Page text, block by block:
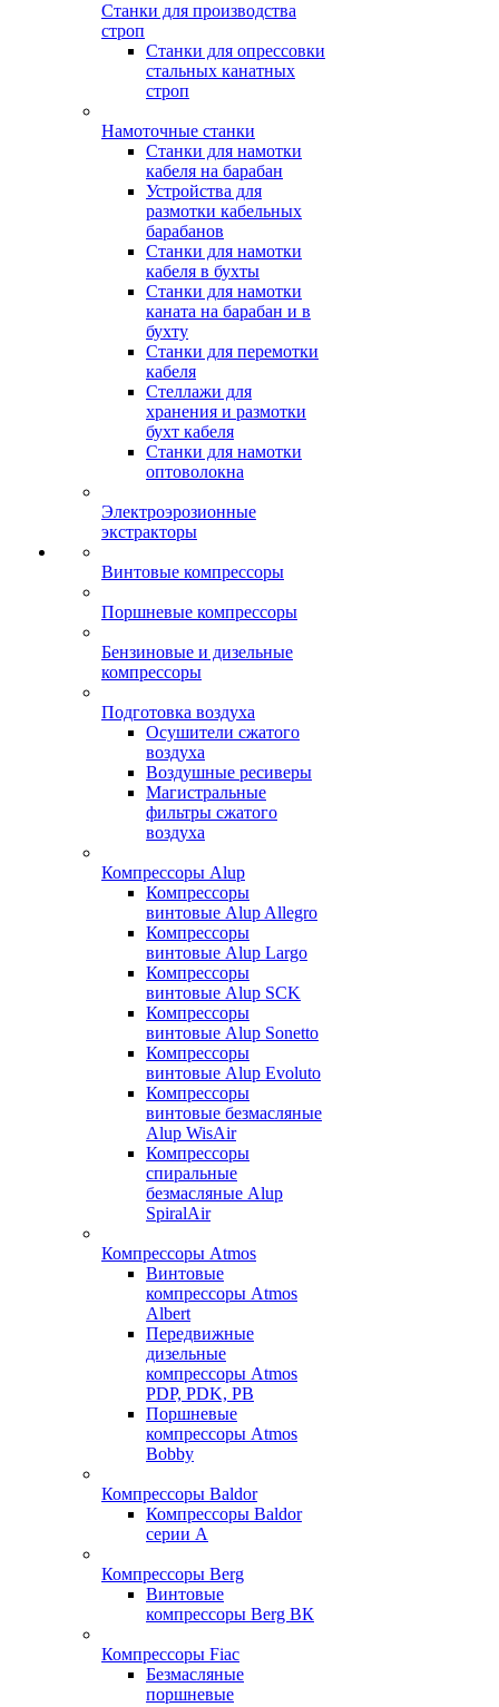
Станки для производства
строп
Станки для опрессовки
стальных канатных
строп
Намоточные станки
Станки для намотки
кабеля на барабан
Устройства для
размотки кабельных
барабанов
Станки для намотки
кабеля в бухты
Станки для намотки
каната на барабан и в
бухту
Станки для перемотки
кабеля
Стеллажи для
хранения и размотки
бухт кабеля
Станки для намотки
оптоволокна
Электроэрозионные
экстракторы
Винтовые компрессоры
Поршневые компрессоры
Бензиновые и дизельные
компрессоры
Подготовка воздуха
Осушители сжатого
воздуха
Воздушные ресиверы
Магистральные
фильтры сжатого
воздуха
Компрессоры Alup
Компрессоры
винтовые Alup Allegro
Компрессоры
винтовые Alup Largo
Компрессоры
винтовые Alup SCK
Компрессоры
винтовые Alup Sonetto
Компрессоры
винтовые Alup Evoluto
Компрессоры
винтовые безмасляные
Alup WisAir
Компрессоры
спиральные
безмасляные Alup
SpiralAir
Компрессоры Atmos
Винтовые
компрессоры Atmos
Albert
Передвижные
дизельные
компрессоры Atmos
PDP, PDK, PB
Поршневые
компрессоры Atmos
Bobby
Компрессоры Baldor
Компрессоры Baldor
серии A
Компрессоры Berg
Винтовые
компрессоры Berg ВК
Компрессоры Fiac
Безмасляные
поршневые